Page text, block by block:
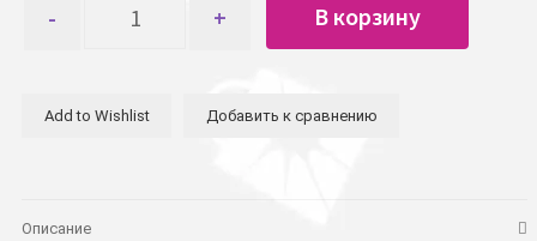
товара
однотонный
В корзину
Add to Wishlist Добавить к сравнению
Описание